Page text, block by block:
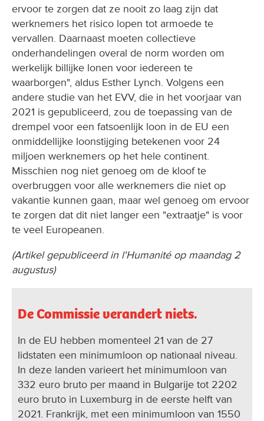
ervoor te zorgen dat ze nooit zo laag zijn dat
werknemers het risico lopen tot armoede te
vervallen. Daarnaast moeten collectieve
onderhandelingen overal de norm worden om
werkelijk billijke lonen voor iedereen te
waarborgen", aldus Esther Lynch. Volgens een
andere studie van het EVV, die in het voorjaar van
2021 is gepubliceerd, zou de toepassing van de
drempel voor een fatsoenlijk loon in de EU een
onmiddellijke loonstijging betekenen voor 24
miljoen werknemers op het hele continent.
Misschien nog niet genoeg om de kloof te
overbruggen voor alle werknemers die niet op
vakantie kunnen gaan, maar wel genoeg om ervoor
te zorgen dat dit niet langer een "extraatje" is voor
te veel Europeanen.
(Artikel gepubliceerd in l'Humanité op maandag 2
augustus)
De Commissie verandert niets.
In de EU hebben momenteel 21 van de 27
lidstaten een minimumloon op nationaal niveau.
In deze landen varieert het minimumloon van
332 euro bruto per maand in Bulgarije tot 2202
euro bruto in Luxemburg in de eerste helft van
2021. Frankrijk, met een minimumloon van 1550